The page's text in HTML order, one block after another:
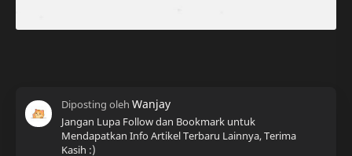
Jangan Lupa Follow dan Bookmark untuk
Mendapatkan Info Artikel Terbaru Lainnya, Terima
Kasih :)